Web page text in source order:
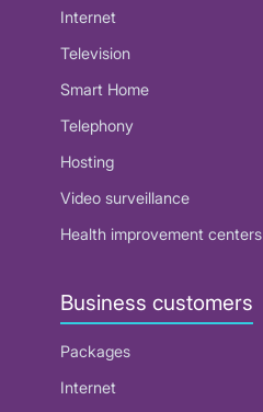
Internet
Television
Smart Home
Telephony
Hosting
Video surveillance
Health improvement centers
Business customers
Packages
Internet